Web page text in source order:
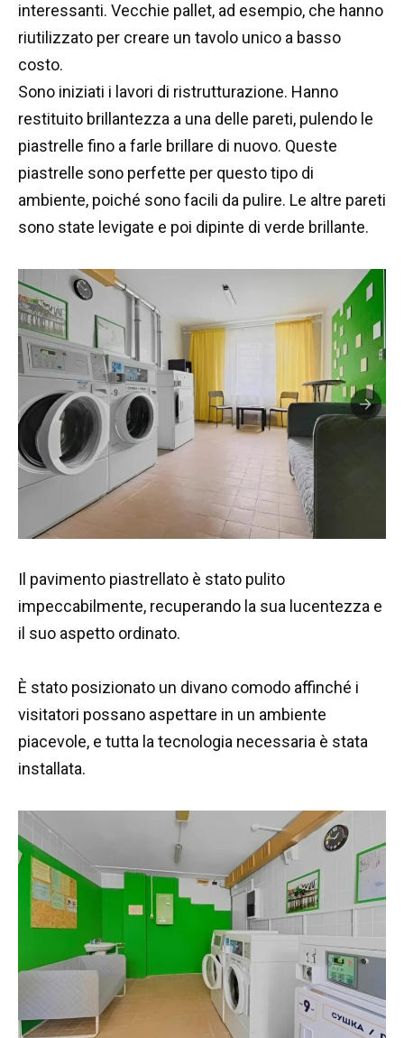
interessanti. Vecchie pallet, ad esempio, che hanno
riutilizzato per creare un tavolo unico a basso
costo.
Sono iniziati i lavori di ristrutturazione. Hanno
restituito brillantezza a una delle pareti, pulendo le
piastrelle fino a farle brillare di nuovo. Queste
piastrelle sono perfette per questo tipo di
ambiente, poiché sono facili da pulire. Le altre pareti
sono state levigate e poi dipinte di verde brillante.
Il pavimento piastrellato è stato pulito
impeccabilmente, recuperando la sua lucentezza e
il suo aspetto ordinato.
È stato posizionato un divano comodo affinché i
visitatori possano aspettare in un ambiente
piacevole, e tutta la tecnologia necessaria è stata
installata.